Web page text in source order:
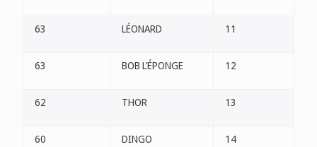
63 LÉONARD 11
63 BOB L’ÉPONGE 12
62 THOR 13
60 DINGO 14